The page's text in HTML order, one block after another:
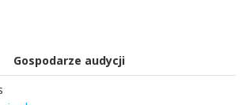
Gospodarze audycji